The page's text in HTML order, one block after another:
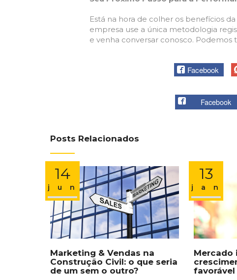
Está na hora de colher os benefícios
empresa use a única metodologia
e venha conversar conosco. Podemos
Facebook
Facebook
Posts Relacionados
14
jun
Marketing & Vendas na
Construção Civil: o que seria
de um sem o outro?
13
jan
Mercado
favorável